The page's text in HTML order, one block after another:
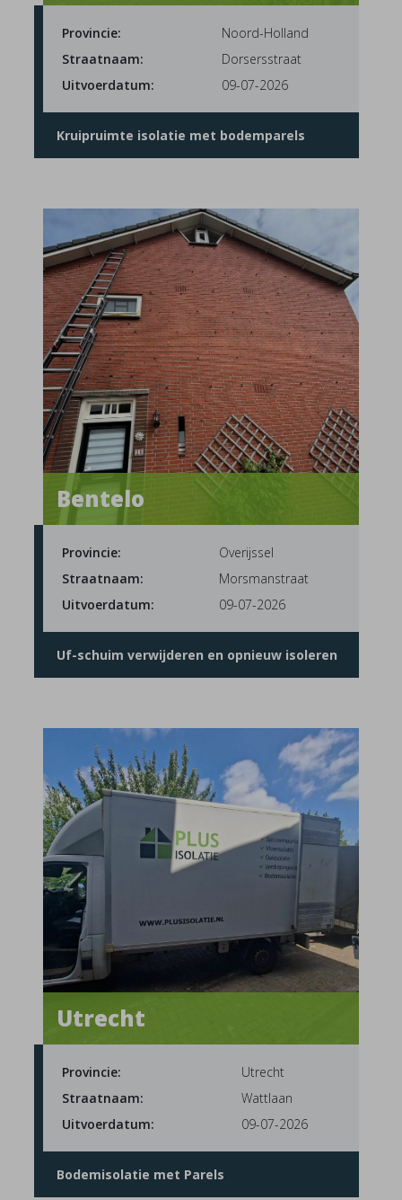
Provincie:
Noord-Holland
Straatnaam:
Dorsersstraat
Uitvoerdatum:
09-07-2026
Kruipruimte isolatie met bodemparels
Bentelo
Provincie:
Overijssel
Straatnaam:
Morsmanstraat
Uitvoerdatum:
09-07-2026
Uf-schuim verwijderen en opnieuw isoleren
Utrecht
Provincie:
Utrecht
Straatnaam:
Wattlaan
Uitvoerdatum:
09-07-2026
Bodemisolatie met Parels